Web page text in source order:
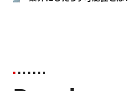
ビジネス